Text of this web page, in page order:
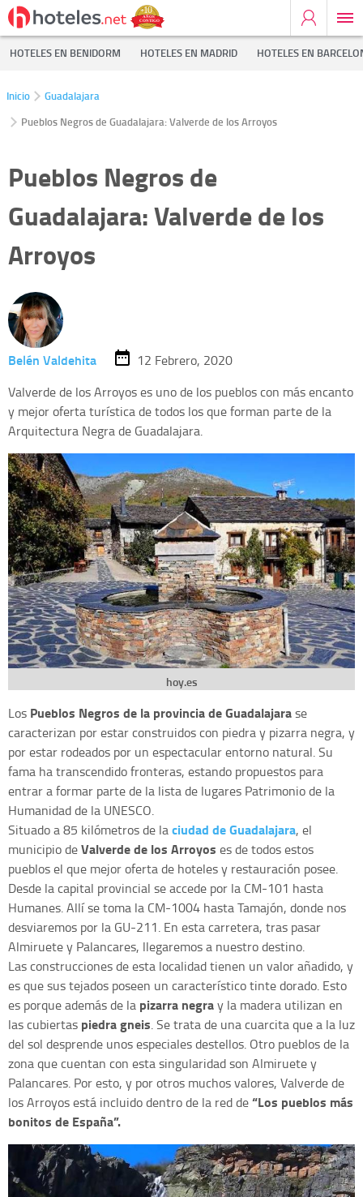
HOTELES EN BENIDORM HOTELES EN MADRID HOTELES EN
Inicio
Guadalajara
Pueblos Negros de Guadalajara: Valverde de los Arroyos
Pueblos Negros de
Guadalajara: Valverde de los
Arroyos
Belén Valdehita
12 Febrero, 2020
Valverde de los Arroyos es uno de los pueblos con más encanto
y mejor oferta turística de todos los que forman parte de la
Arquitectura Negra de Guadalajara.
hoy.es
Los Pueblos Negros de la provincia de Guadalajarase
caracterizan por estar construidos con piedra y pizarra negra, y
por estar rodeados por un espectacular entorno natural. Su
fama ha transcendido fronteras, estando propuestos para
entrar a formar parte de la lista de lugares Patrimonio de la
Humanidad de la UNESCO.
Situado a 85 kilómetros de laciudad de Guadalajara, el
municipio deValverde de los Arroyos es de todos estos
pueblos el que mejor oferta de hoteles y restauración posee.
Desde la capital provincial se accede por la CM-101 hasta
Humanes. Allí se toma la CM-1004 hasta Tamajón, donde nos
desviaremos por la GU-211. En esta carretera, tras pasar
Almiruete y Palancares, llegaremos a nuestro destino.
Las construcciones de esta localidad tienen un valor añadido, y
es que sus tejados poseen un característico tinte dorado. Esto
es porque además de la pizarra negray la madera utilizan en
las cubiertas piedra gneis. Se trata de una cuarcita que a la luz
del sol desprende unos especiales destellos. Otro pueblos de la
zona que cuentan con esta singularidad son Almiruete y
Palancares. Por esto, y por otros muchos valores, Valverde de
los Arroyos está incluido dentro de la red de“Los pueblos más
bonitos de España”.